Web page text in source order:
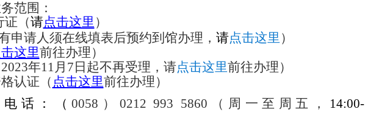
范围：
证（请点击这里 ）
申请人须在线填表后预约到馆办理， 请点击这里 ）
这里前往办理）
年11月7日起不再受理，请点击这里前往办理 ）
格认证 （ 点击这里前往办理 ）
电话：（0058）0212 993 5860（周一至周五，
14:00-